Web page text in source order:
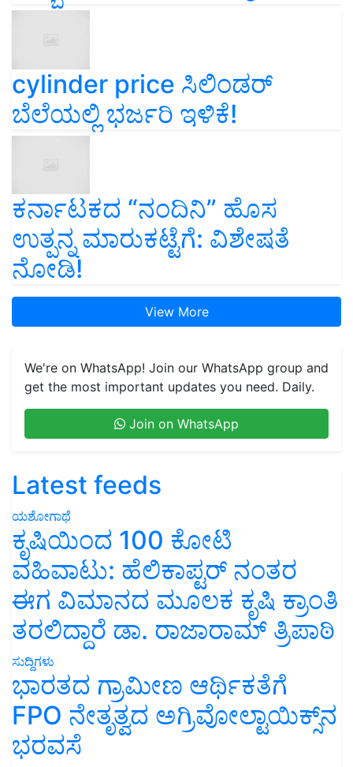
cylinder price ಸಿಲಿಂಡರ್‌
ಬೆಲೆಯಲ್ಲಿ ಭರ್ಜರಿ ಇಳಿಕೆ!
ಕರ್ನಾಟಕದ “ನಂದಿನಿ” ಹೊಸ
ಉತ್ಪನ್ನ ಮಾರುಕಟ್ಟೆಗೆ: ವಿಶೇಷತೆ
ನೋಡಿ!
View More
We're on WhatsApp! Join our WhatsApp group and
get the most important updates you need. Daily.
Join on WhatsApp
Latest feeds
ಯಶೋಗಾಥೆ
ಕೃಷಿಯಿಂದ 100 ಕೋಟಿ
ವಹಿವಾಟು: ಹೆಲಿಕಾಪ್ಟರ್ ನಂತರ
ಈಗ ವಿಮಾನದ ಮೂಲಕ ಕೃಷಿ ಕ್ರಾಂತಿ
ತರಲಿದ್ದಾರೆ ಡಾ. ರಾಜಾರಾಮ್ ತ್ರಿಪಾಠಿ
ಸುದ್ದಿಗಳು
ಭಾರತದ ಗ್ರಾಮೀಣ ಆರ್ಥಿಕತೆಗೆ
FPO ನೇತೃತ್ವದ ಅಗ್ರಿವೋಲ್ಟಾಯಿಕ್ಸ್‌ನ
ಭರವಸೆ